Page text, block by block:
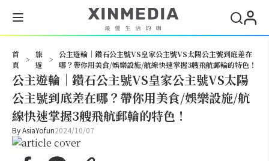
首
頁
>
旅
遊
>
公主遊輪｜鑽石公主號VS皇家公主號VS太陽公主號到底差在
哪？帶你用美食/娛樂設施/航線快速掌握3艘飛航郵輪的特色！
公主遊輪｜鑽石公主號VS皇家公主號VS太陽
公主號到底差在哪？帶你用美食/娛樂設施/航
線快速掌握3艘飛航郵輪的特色！
ByAsiaYofun2024/10/07